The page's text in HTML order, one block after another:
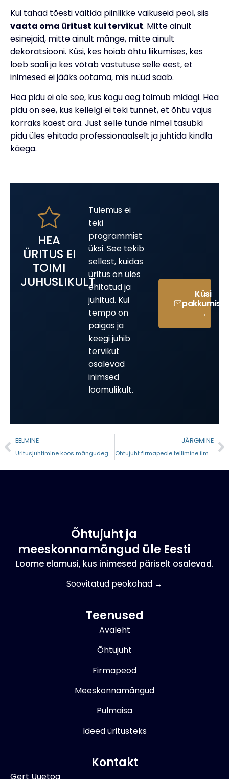
Kui tahad tõesti vältida piinlikke vaikuseid peol, siis
vaata oma üritust kui tervikut. Mitte ainult
esinejaid, mitte ainult mänge, mitte ainult
dekoratsiooni. Küsi, kes hoiab õhtu liikumises, kes
loeb saali ja kes võtab vastutuse selle eest, et
inimesed ei jääks ootama, mis nüüd saab.
Hea pidu ei ole see, kus kogu aeg toimub midagi. Hea
pidu on see, kus kellelgi ei teki tunnet, et õhtu vajus
korraks käest ära. Just selle tunde nimel tasubki
pidu üles ehitada professionaalselt ja juhtida kindla
käega.
HEA
ÜRITUS EI
TOIMI
JUHUSLIKULT
Tulemus ei
teki
programmist
üksi. See tekib
sellest, kuidas
üritus on üles
ehitatud ja
juhitud. Kui
tempo on
paigas ja
keegi juhib
tervikut
osalevad
inimsed
loomulikult.
Küsi
pakkumist
→
EELMINE
Üritusjuhtimine koos mängudega – millal see töötab?
JÄRGMINE
Õhtujuht firmapeole tellimine ilma stressita
Õhtujuht ja
meeskonnamängud üle Eesti
Loome elamusi, kus inimesed päriselt osalevad.
Soovitatud peokohad →
Teenused
Avaleht
Õhtujuht
Firmapeod
Meeskonnamängud
Pulmaisa
Ideed üritusteks
Kontakt